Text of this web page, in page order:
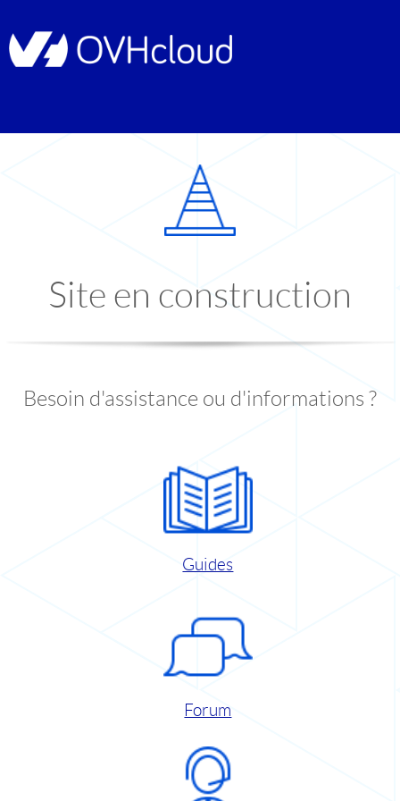
Site en construction
Besoin d'assistance ou d'informations ?
Guides
Forum